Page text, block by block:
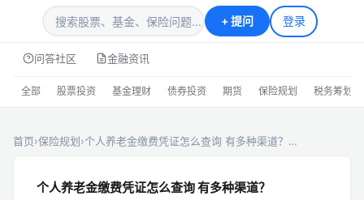
+提问 登录
问答社区 金融资讯
全部 股票投资 基金理财 债券投资 期货 保险规划 税务筹划
首页›保险规划›个人养老金缴费凭证怎么查询 有多种渠道？…
个人养老金缴费凭证怎么查询 有多种渠道？